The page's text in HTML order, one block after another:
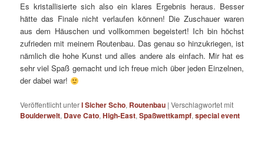
Es kristallisierte sich also ein klares Ergebnis heraus. Besser
hätte das Finale nicht verlaufen können! Die Zuschauer waren
aus dem Häuschen und vollkommen begeistert! Ich bin höchst
zufrieden mit meinem Routenbau. Das genau so hinzukriegen, ist
nämlich die hohe Kunst und alles andere als einfach. Mir hat es
sehr viel Spaß gemacht und ich freue mich über jeden Einzelnen,
der dabei war!
Veröffentlicht unterI Sicher Scho, Routenbau |Verschlagwortet mit
Boulderwelt, Dave Cato,High-East,Spaßwettkampf,special event